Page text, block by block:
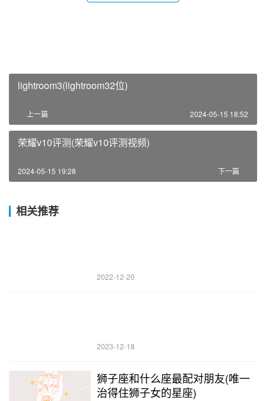
lightroom3(lightroom32位)
上一篇 2024-05-15 18:52
荣耀v10评测(荣耀v10评测视频)
下一篇
2024-05-15 19:28
相关推荐
2022-12-20
2023-12-18
狮子座和什么座最配对朋友(唯一
治得住狮子女的星座)